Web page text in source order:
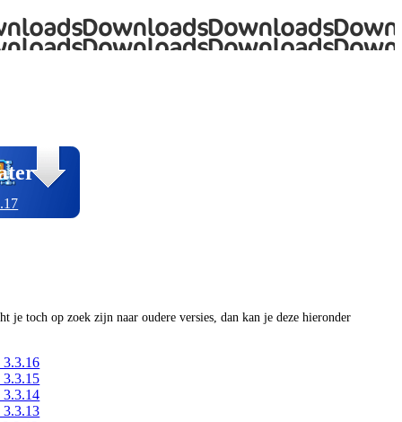
je toch op zoek zijn naar oudere versies, dan kan je deze hieronder